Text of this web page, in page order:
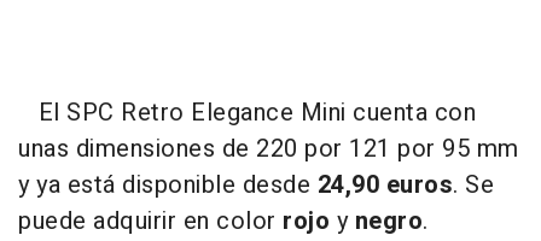
El SPC Retro Elegance Mini cuenta con
unas dimensiones de 220 por 121 por 95 mm
y ya está disponible desde 24,90 euros. Se
puede adquirir en color rojo y negro.